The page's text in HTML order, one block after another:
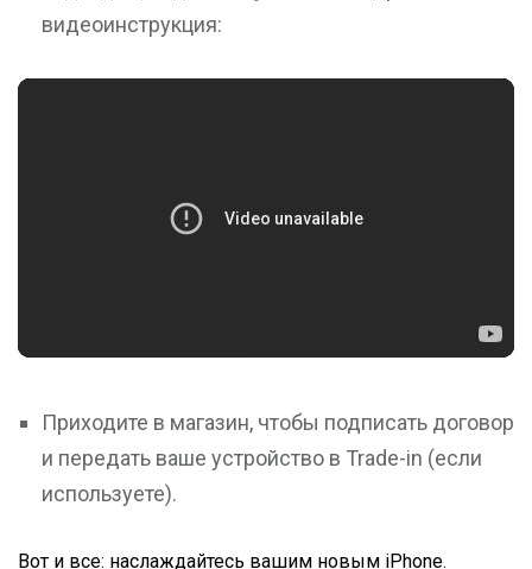
видеоинструкция:
Приходите в магазин, чтобы подписать договор
и передать ваше устройство в Trade-in (если
используете).
Вот и все: наслаждайтесь вашим новым iPhone.